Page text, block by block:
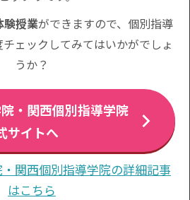
験授業ができますので、個別指導
ェックしてみてはいかがでしょ
うか？
・関西個別指導学院
サイトへ
関西個別指導学院の詳細記事
はこちら